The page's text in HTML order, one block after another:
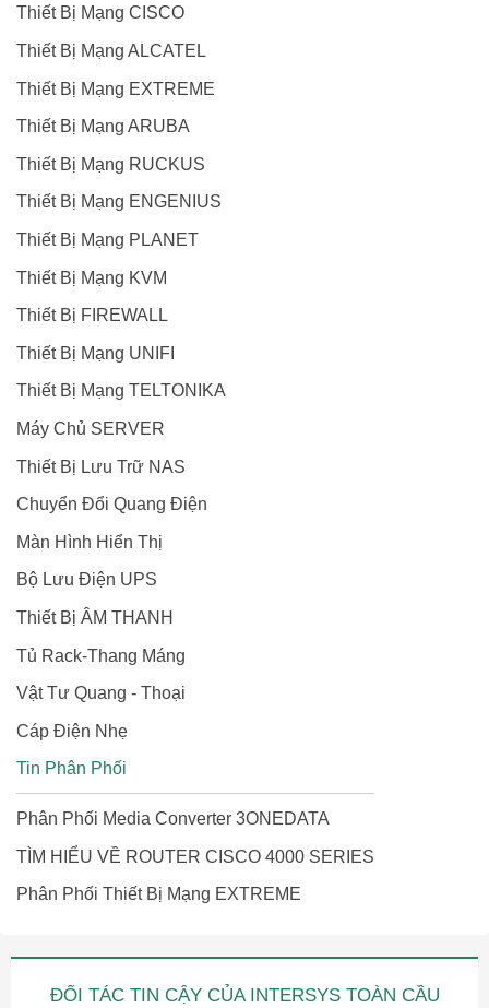
Thiết Bị Mạng CISCO
Thiết Bị Mạng ALCATEL
Thiết Bị Mạng EXTREME
Thiết Bị Mạng ARUBA
Thiết Bị Mạng RUCKUS
Thiết Bị Mạng ENGENIUS
Thiết Bị Mạng PLANET
Thiết Bị Mạng KVM
Thiết Bị FIREWALL
Thiết Bị Mạng UNIFI
Thiết Bị Mạng TELTONIKA
Máy Chủ SERVER
Thiết Bị Lưu Trữ NAS
Chuyển Đổi Quang Điện
Màn Hình Hiển Thị
Bộ Lưu Điện UPS
Thiết Bị ÂM THANH
Tủ Rack-Thang Máng
Vật Tư Quang - Thoại
Cáp Điện Nhẹ
Tin Phân Phối
Phân Phối Media Converter 3ONEDATA
TÌM HIỂU VỀ ROUTER CISCO 4000 SERIES
Phân Phối Thiết Bị Mạng EXTREME
ĐỐI TÁC TIN CẬY CỦA INTERSYS TOÀN CẦU